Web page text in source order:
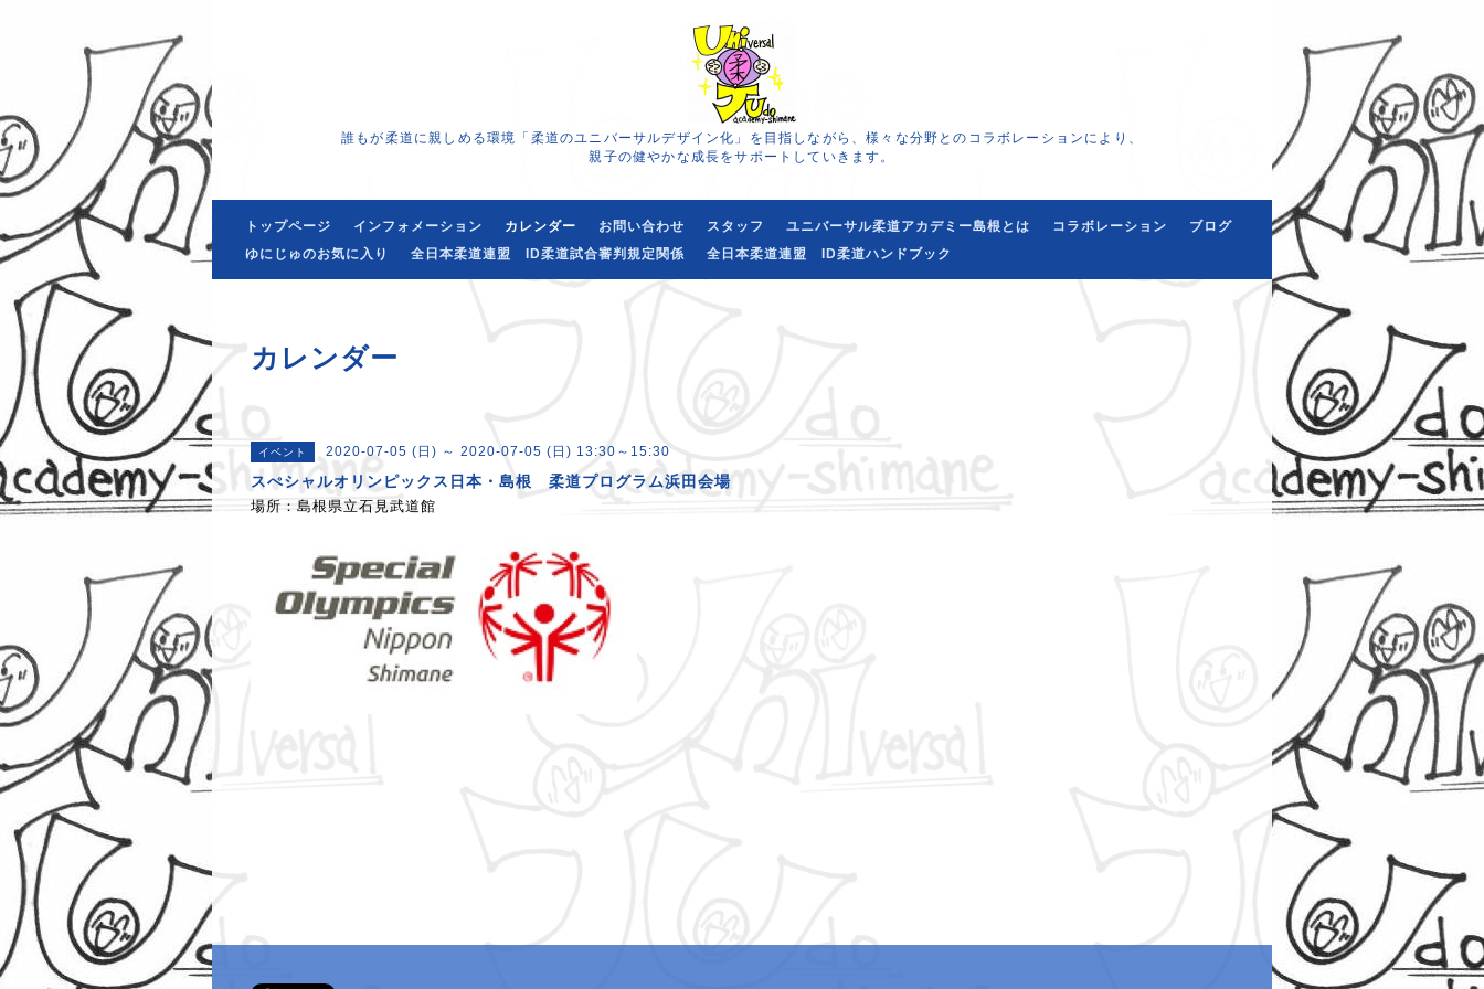
誰もが柔道に親しめる環境「柔道のユニバーサルデザイン化」を目指しながら、様々な分野とのコラボレーションにより、
親子の健やかな成長をサポートしていきます。
トップページ インフォメーション カレンダー お問い合わせ スタッフ ユニバーサル柔道アカデミー島根とは コラボレーション
ブログ
ゆにじゅのお気に入り
全日本柔道連盟 ID柔道試合審判規定関係 全日本柔道連盟 ID柔道ハンドブック
カレンダー
イベント 2020-07-05 (日) ～ 2020-07-05 (日) 13:30～15:30
スぺシャルオリンピックス日本・島根 柔道プログラム浜田会場
場所：島根県立石見武道館